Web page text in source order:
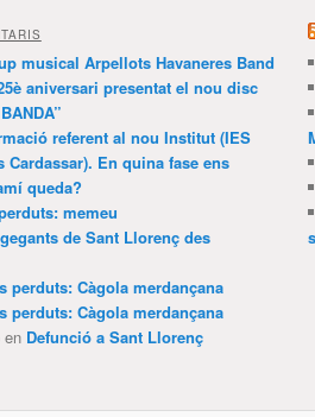
musical Arpellots Havaneres Band
aniversari presentat el nou disc
referent al nou Institut (IES
Cardassar). En quina fase ens
queda?
memeu
de Sant Llorenç des
perduts: Càgola merdançana
perduts: Càgola merdançana
en Defunció a Sant Llorenç